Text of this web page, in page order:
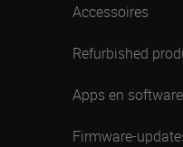
Accessoires
Refurbished
Apps en software
Firmware-